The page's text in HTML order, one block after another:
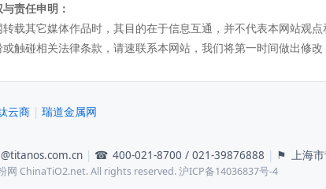
责任申明：
转载其它媒体作品时，其目的在于信息互通，并不代表本网站观
或触碰相关法律条款，请速联系本网站，我们将第一时间做出修改
云商 | 瑞道金属网
| ☎ 400-021-8700 / 021-39876888 | ⚑ 上海
网 ChinaTiO2.net. All rights reserved. 沪ICP备14036837号-4